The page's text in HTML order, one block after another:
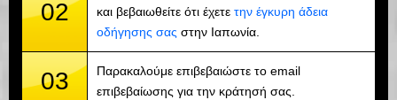
02
και βεβαιωθείτε ότι έχετε την έγκυρη άδεια
οδήγησης σας στην Ιαπωνία.
03
Παρακαλούμε επιβεβαιώστε το email
επιβεβαίωσης για την κράτησή σας.